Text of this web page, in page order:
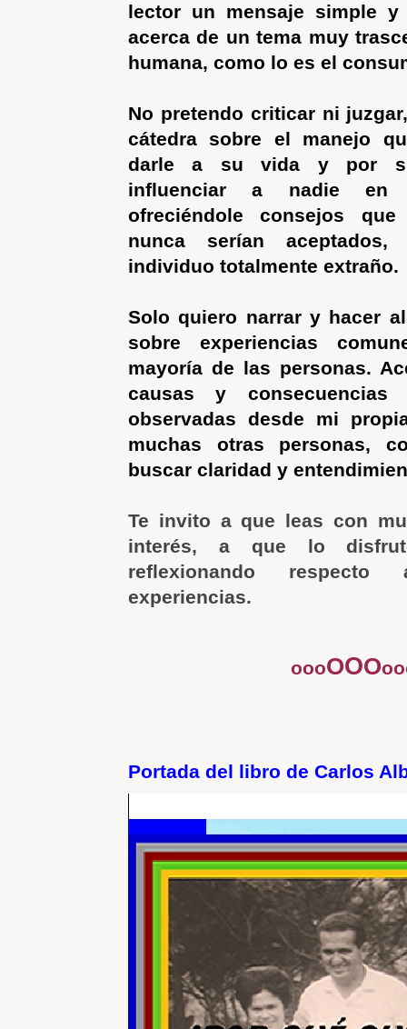
lector un mensaje simple y
acerca de un tema muy
humana, como lo es el
No pretendo criticar ni
cátedra sobre el manejo
darle a su vida y por
influenciar a nadie en
ofreciéndole consejos
nunca serían
individuo totalmente extraño.
Solo quiero narrar y hacer
sobre experiencias
mayoría de las personas.
causas y
observadas desde mi
muchas otras personas,
buscar claridad y
Te invito a que leas con
interés, a que lo
reflexionando
experiencias.
oooOOO
Portada del libro de Carlos